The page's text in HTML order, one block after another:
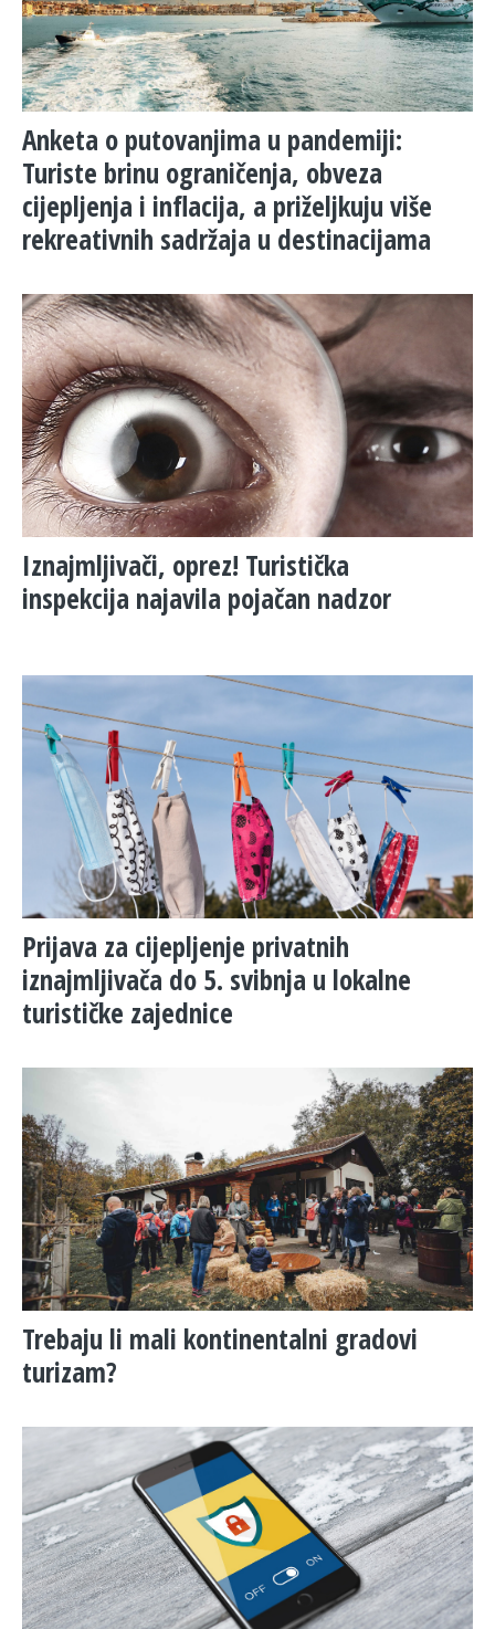
Anketa o putovanjima u pandemiji:
Turiste brinu ograničenja, obveza
cijepljenja i inflacija, a priželjkuju više
rekreativnih sadržaja u destinacijama
Iznajmljivači, oprez! Turistička
inspekcija najavila pojačan nadzor
Prijava za cijepljenje privatnih
iznajmljivača do 5. svibnja u lokalne
turističke zajednice
Trebaju li mali kontinentalni gradovi
turizam?